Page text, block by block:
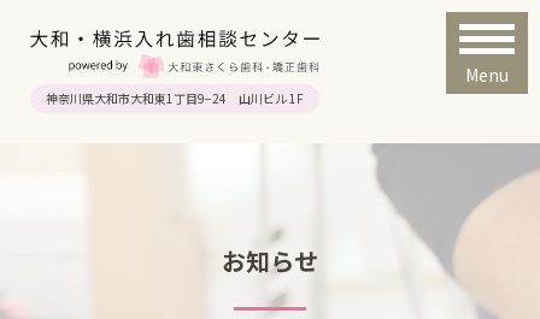
Menu
神奈川県大和市大和東1丁目9−24 山川ビル 1F
お知らせ